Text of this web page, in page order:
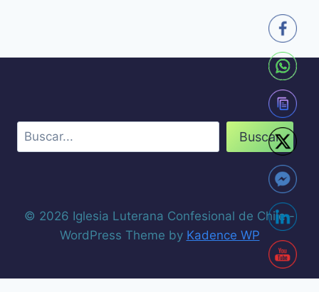
Buscar
© 2026 Iglesia Luterana Confesional de Chile -
WordPress Theme by Kadence WP